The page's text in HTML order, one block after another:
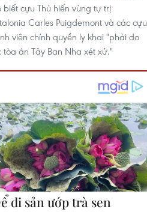
biết cựu Thủ hiến vùng tự trị
Carles Puigdemont và các cựu
viên chính quyền ly khai "phải do
tòa án Tây Ban Nha xét xử."